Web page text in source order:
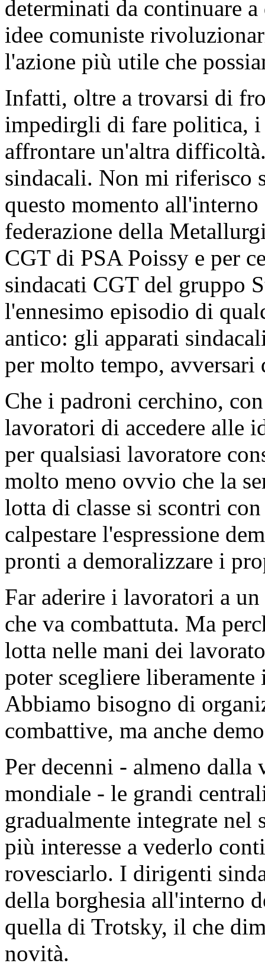
determinati da continuare
idee comuniste
l'azione più utile che
Infatti, oltre a trovarsi di
impedirgli di fare politica,
affrontare un'altra
sindacali. Non mi riferisco
questo momento
federazione della
CGT di PSA Poissy e per
sindacati CGT del gruppo
l'ennesimo episodio di
antico: gli apparati
per molto tempo,
Che i padroni cerchino,
lavoratori di accedere alle
per qualsiasi lavoratore
molto meno ovvio che la
lotta di classe si scontri
calpestare l'espressione
pronti a demoralizzare i
Far aderire i lavoratori a
che va combattuta. Ma
lotta nelle mani dei
poter scegliere
Abbiamo bisogno di
combattive, ma anche
Per decenni - almeno
mondiale - le grandi
gradualmente integrate nel
più interesse a vederlo
rovesciarlo. I dirigenti
della borghesia all'interno
quella di Trotsky, il che
novità.